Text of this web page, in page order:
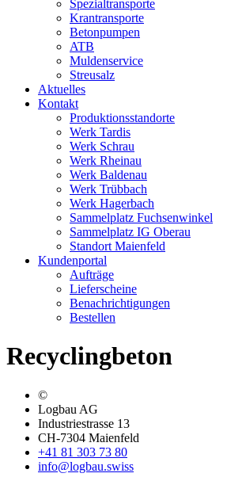
Spezialtransporte
Krantransporte
Betonpumpen
ATB
Muldenservice
Streusalz
Aktuelles
Kontakt
Produktionsstandorte
Werk Tardis
Werk Schrau
Werk Rheinau
Werk Baldenau
Werk Trübbach
Werk Hagerbach
Sammelplatz Fuchsenwinkel
Sammelplatz IG Oberau
Standort Maienfeld
Kundenportal
Aufträge
Lieferscheine
Benachrichtigungen
Bestellen
Recyclingbeton
©
Logbau AG
Industriestrasse 13
CH-7304 Maienfeld
+41 81 303 73 80
info@logbau.swiss